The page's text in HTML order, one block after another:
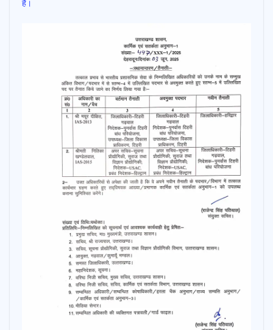
है।